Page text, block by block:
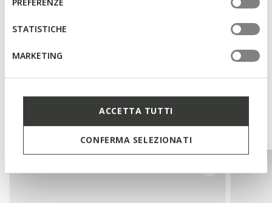
tue impostazioni, visita la nostra
STATISTICHE
MARKETING
ACCETTA TUTTI
CONFERMA SELEZIONATI
Materials
Technologies
You may also like